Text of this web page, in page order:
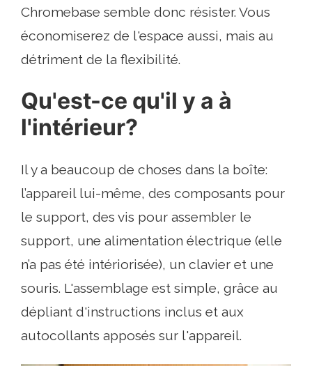
Chromebase semble donc résister. Vous
économiserez de l'espace aussi, mais au
détriment de la flexibilité.
Qu'est-ce qu'il y a à
l'intérieur?
Il y a beaucoup de choses dans la boîte:
l’appareil lui-même, des composants pour
le support, des vis pour assembler le
support, une alimentation électrique (elle
n’a pas été intériorisée), un clavier et une
souris. L'assemblage est simple, grâce au
dépliant d'instructions inclus et aux
autocollants apposés sur l'appareil.